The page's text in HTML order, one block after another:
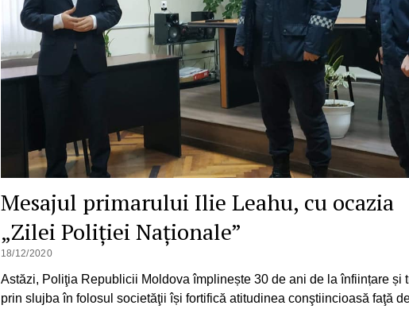
Mesajul primarului Ilie Leahu, cu ocazia
„Zilei Poliției Naționale”
18/12/2020
Astăzi, Poliţia Republicii Moldova împlinește 30 de ani de la înființare și
prin slujba în folosul societăţii își fortifică atitudinea conştiincioasă faţă